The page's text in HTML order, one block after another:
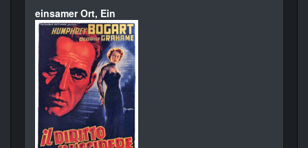
einsamer Ort, Ein